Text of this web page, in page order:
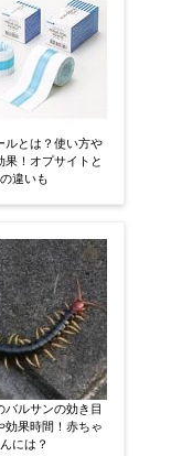
ルとは？使い方や
果！オプサイトと
の違いも
バルサンの効き目
効果時間！赤ちゃ
んには？